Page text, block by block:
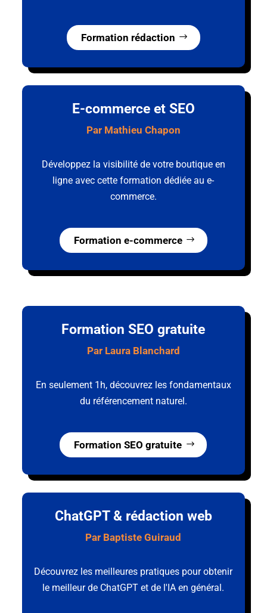
Formation rédaction
E-commerce et SEO
Par Mathieu Chapon
Développez la visibilité de votre boutique en
ligne avec cette formation dédiée au e-
commerce.
Formation e-commerce
Formation SEO gratuite
Par Laura Blanchard
En seulement 1h, découvrez les fondamentaux
du référencement naturel.
Formation SEO gratuite
ChatGPT & rédaction web
Par Baptiste Guiraud
Découvrez les meilleures pratiques pour obtenir
le meilleur de ChatGPT et de l'IA en général.